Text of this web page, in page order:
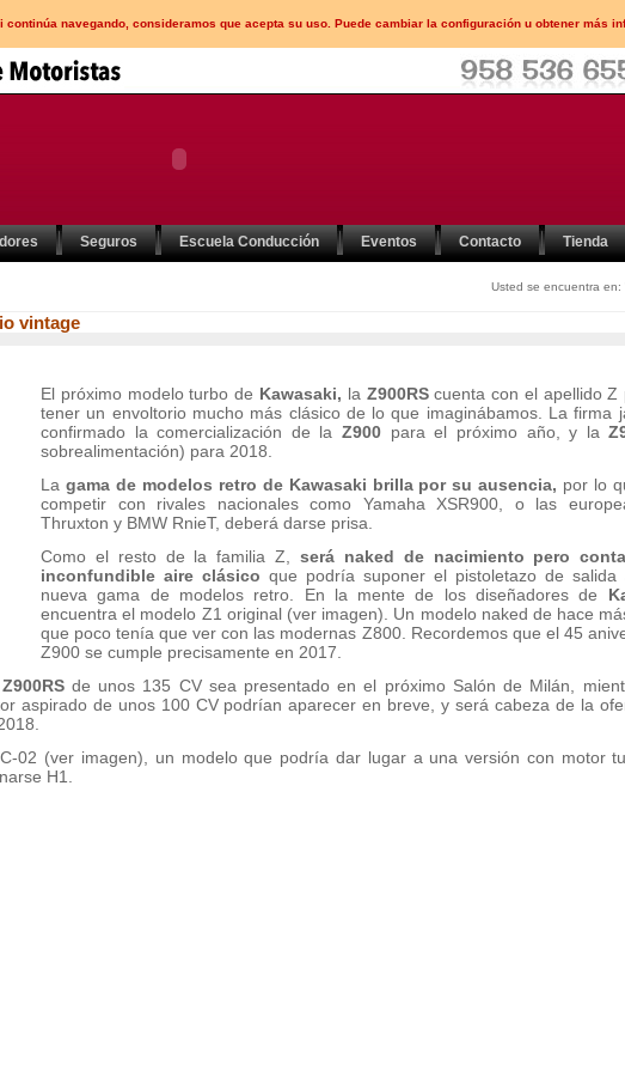
navegando, consideramos que acepta su uso. Puede cambiar la configuración u obtener más
Seguros Escuela Conducción Eventos Contacto Tienda
Usted se encuentra en:
vintage
El próximo modelo turbo de Kawasaki, la Z900RScuenta con el apellido Z
tener un envoltorio mucho más clásico de lo que imaginábamos. La firma
confirmado la comercialización de laZ900 para el próximo año, y la
sobrealimentación) para 2018.
La gama de modelos retro de Kawasaki brilla por su ausencia, por lo
competir con rivales nacionales como Yamaha XSR900, o las
Thruxton y BMW RnieT, deberá darse prisa.
Como el resto de la familia Z, será naked de nacimiento pero
inconfundible aire clásico que podría suponer el pistoletazo de salida
nueva gama de modelos retro. En la mente de los diseñadores de
encuentra el modelo Z1 original (ver imagen). Un modelo naked de hace
que poco tenía que ver con las modernas Z800. Recordemos que el 45
Z900 se cumple precisamente en 2017.
Z900RS de unos 135 CV sea presentado en el próximo Salón de Milán,
aspirado de unos 100 CV podrían aparecer en breve, y será cabeza de la
02 (ver imagen), un modelo que podría dar lugar a una versión con motor
H1.